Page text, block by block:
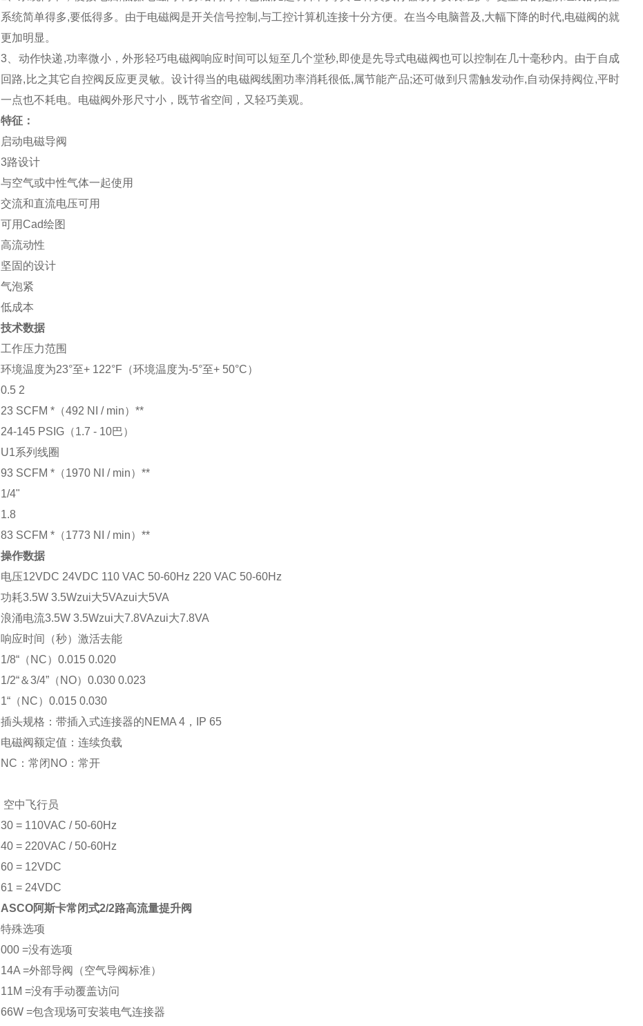
系统简单得多,要低得多。由于电磁阀是开关信号控制,与工控计算机连接十分方便。在当今电脑普及,大幅下降的时代,电磁阀的就
更加明显。
3、动作快递,功率微小，外形轻巧电磁阀响应时间可以短至几个堂秒,即使是先导式电磁阀也可以控制在几十毫秒内。由于自成
回路,比之其它自控阀反应更灵敏。设计得当的电磁阀线圉功率消耗很低,属节能产品;还可做到只需触发动作,自动保持阀位,平时
一点也不耗电。电磁阀外形尺寸小，既节省空间，又轻巧美观。
特征：
启动电磁导阀
3路设计
与空气或中性气体一起使用
交流和直流电压可用
可用Cad绘图
高流动性
坚固的设计
气泡紧
低成本
技术数据
工作压力范围
环境温度为23°至+ 122°F（环境温度为-5°至+ 50°C）
0.5 2
23 SCFM *（492 NI / min）**
24-145 PSIG（1.7 - 10巴）
U1系列线圈
93 SCFM *（1970 NI / min）**
1/4"
1.8
83 SCFM *（1773 NI / min）**
操作数据
电压12VDC 24VDC 110 VAC 50-60Hz 220 VAC 50-60Hz
功耗3.5W 3.5Wzui大5VAzui大5VA
浪涌电流3.5W 3.5Wzui大7.8VAzui大7.8VA
响应时间（秒）激活去能
1/8“（NC）0.015 0.020
1/2“＆3/4”（NO）0.030 0.023
1“（NC）0.015 0.030
插头规格：带插入式连接器的NEMA 4，IP 65
电磁阀额定值：连续负载
NC：常闭NO：常开
空中飞行员
30 = 110VAC / 50-60Hz
40 = 220VAC / 50-60Hz
60 = 12VDC
61 = 24VDC
ASCO阿斯卡常闭式2/2路高流量提升阀
特殊选项
000 =没有选项
14A =外部导阀（空气导阀标准）
11M =没有手动覆盖访问
66W =包含现场可安装电气连接器